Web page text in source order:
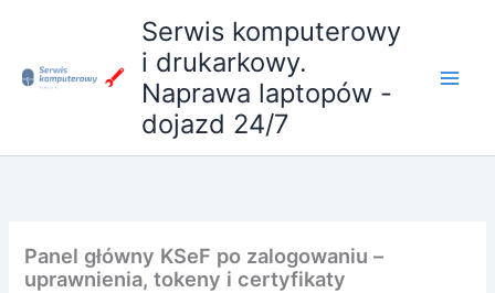
treści
Serwis komputerowy
i drukarkowy.
Naprawa laptopów -
dojazd 24/7
Panel główny KSeF po zalogowaniu –
uprawnienia, tokeny i certyfikaty